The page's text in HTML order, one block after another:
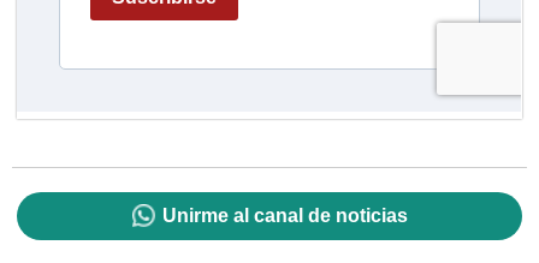
Unirme al canal de noticias